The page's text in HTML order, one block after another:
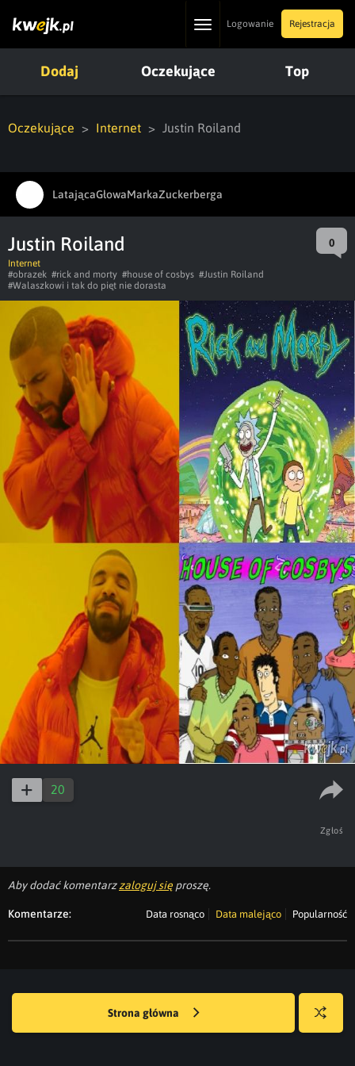
ToggleLogowanie Rejestracja
Dodaj Oczekujące Top
Oczekujące Internet Justin Roiland
LatającaGłowaMarkaZuckerberga
Justin Roiland 0
Internet
#obrazek #rick and morty #house of cosbys #Justin Roiland
#Walaszkowi i tak do pięt nie dorasta
20
Zgłoś
Aby dodać komentarzzaloguj się proszę.
Komentarze: Data rosnąco Data malejąco Popularność
Strona główna